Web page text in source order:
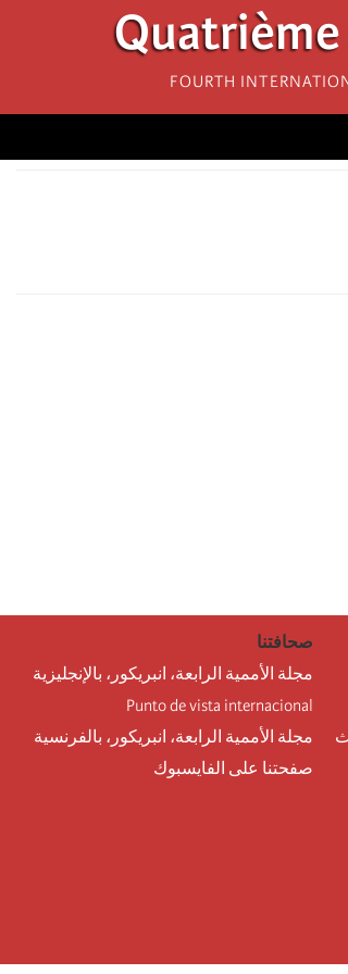
Fourth
صحافتنا
مجلة الأممية الرابعة، انبريكور، بالإنجليزية
Punto de vista internacional
مجلة الأممية الرابعة، انبريكور، بالفرنسية
صفحتنا على الفايسبوك